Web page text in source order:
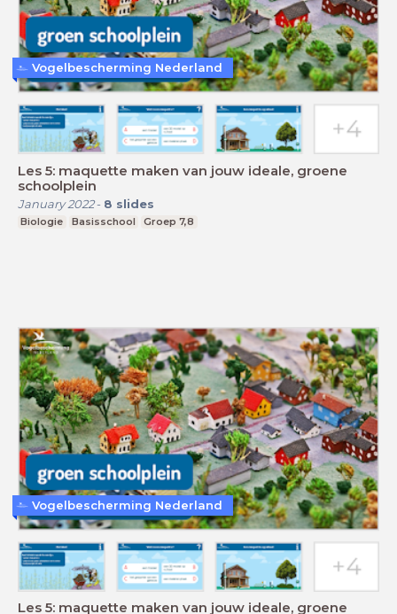
Les 5: maquette maken van jouw ideale, groene
schoolplein
January 2022- 8 slides
Biologie Basisschool Groep 7,8
Vogelbescherming Nederland
Les 5: maquette maken van jouw ideale, groene
Vogelbescherming Nederland